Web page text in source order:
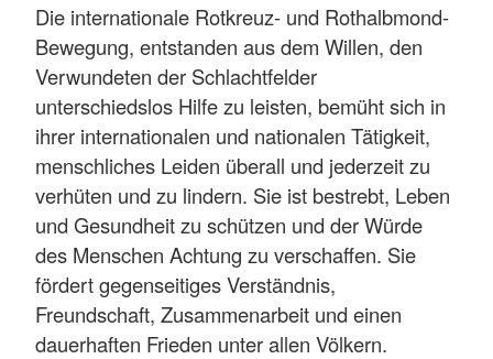
Die internationale Rotkreuz- und Rothalbmond-
Bewegung, entstanden aus dem Willen, den
Verwundeten der Schlachtfelder
unterschiedslos Hilfe zu leisten, bemüht sich in
ihrer internationalen und nationalen Tätigkeit,
menschliches Leiden überall und jederzeit zu
verhüten und zu lindern. Sie ist bestrebt, Leben
und Gesundheit zu schützen und der Würde
des Menschen Achtung zu verschaffen. Sie
fördert gegenseitiges Verständnis,
Freundschaft, Zusammenarbeit und einen
dauerhaften Frieden unter allen Völkern.